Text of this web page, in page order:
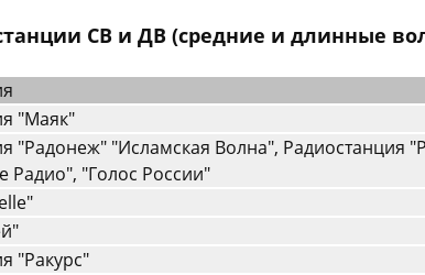
СВ и ДВ (средние и длинные
"Маяк"
"Радонеж" "Исламская Волна", Радиостанция
Радио", "Голос России"
"Ракурс"